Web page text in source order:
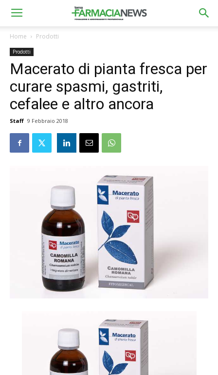
Home Prodotti
Prodotti
Macerato di pianta fresca per
curare spasmi, gastriti,
cefalee e altro ancora
Staff 9 Febbraio 2018